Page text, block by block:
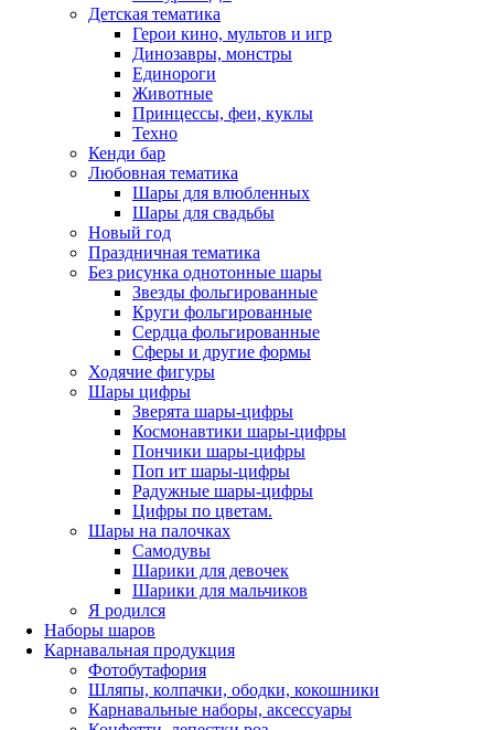
Детская тематика
Герои кино, мультов и игр
Динозавры, монстры
Единороги
Животные
Принцессы, феи, куклы
Техно
Кенди бар
Любовная тематика
Шары для влюбленных
Шары для свадьбы
Новый год
Праздничная тематика
Без рисунка однотонные шары
Звезды фольгированные
Круги фольгированные
Сердца фольгированные
Сферы и другие формы
Ходячие фигуры
Шары цифры
Зверята шары-цифры
Космонавтики шары-цифры
Пончики шары-цифры
Поп ит шары-цифры
Радужные шары-цифры
Цифры по цветам.
Шары на палочках
Самодувы
Шарики для девочек
Шарики для мальчиков
Я родился
Наборы шаров
Карнавальная продукция
Фотобутафория
Шляпы, колпачки, ободки, кокошники
Карнавальные наборы, аксессуары